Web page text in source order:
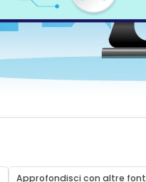
Approfondisci con altre